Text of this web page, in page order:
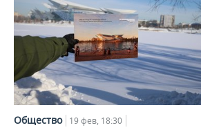
ONLINE-КОНФЕРЕНЦИИ
ОТКРЫТАЯ ЛЕКЦИЯ
ХОККЕЙ
БАСКЕТБОЛ
ВОЛЕЙБОЛ
КИБЕРСПОРТ
ВЛАСТЬ
ИНФРАСТРУКТУРА
ИСТОРИЯ
КУЛЬТУРА
СЮЖЕТЫ
СПРАВОЧНИК
СПИСОК ПЕРСОН
СПИСОК КОМПАНИЙ
ПОЛНАЯ ВЕРСИЯ
Общество 19 фев, 18:30